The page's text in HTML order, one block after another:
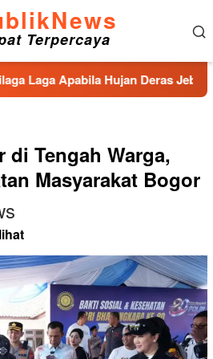
Terpercaya
Hujan Deras Jebol,Puluhan
di Tengah Warga,
Masyarakat Bogor